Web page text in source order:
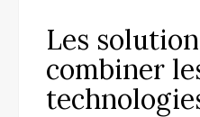
Les
combiner